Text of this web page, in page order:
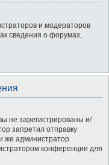
и модераторов
сведения о форумах,
не зарегистрированы и/
запретил отправку
же администратор
конференции для